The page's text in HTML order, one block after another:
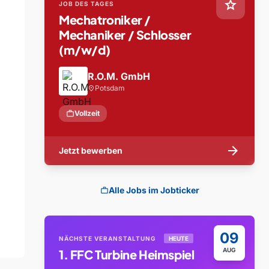
star
JOB DES TAGES
Mechatroniker /
Mechaniker / Schlosser
(m/w/d)
R.O.M. GmbH
location_on Potsdam
workVollzeit
Jetzt bewerben arrow_forward
workAlle Jobs im Jobticker
09
AUG
NÄCHSTE VERANSTALTUNG HEUTE
1. FFC Turbine Heimspiel